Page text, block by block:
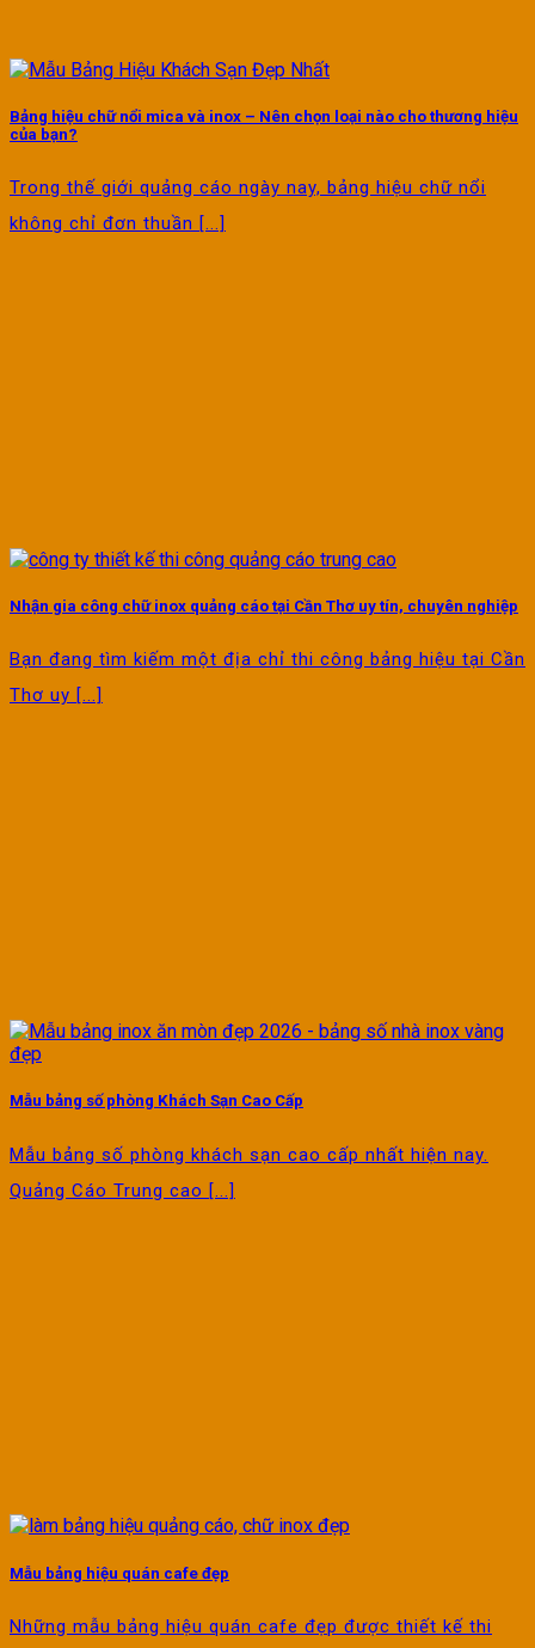
Bảng hiệu chữ nổi mica và inox – Nên chọn loại nào cho thương hiệu
của bạn?
Trong thế giới quảng cáo ngày nay, bảng hiệu chữ nổi
không chỉ đơn thuần [...]
Nhận gia công chữ inox quảng cáo tại Cần Thơ uy tín, chuyên nghiệp
Bạn đang tìm kiếm một địa chỉ thi công bảng hiệu tại Cần
Thơ uy [...]
Mẫu bảng số phòng Khách Sạn Cao Cấp
Mẫu bảng số phòng khách sạn cao cấp nhất hiện nay.
Quảng Cáo Trung cao [...]
Mẫu bảng hiệu quán cafe đẹp
Những mẫu bảng hiệu quán cafe đẹp được thiết kế thi